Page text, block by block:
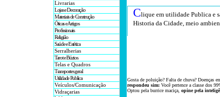
Livrarias
Lojas e Decoração
Materiais de Construção
Óticas e Artigos
Profissionais
Religião
Saúde e Estética
Serralherias
Tarot e Búzios
Telas e Quadros
Transportes geral
Utilidade Publica
Veículos/Comunicação
Vidraçarias
Clique em utilidade Publica e
Historia da Cidade, meio
Gosta de poluição? Falta de chuva? Doenças
respondeu sim: Você pertence a classe dos
Optou pela burrice maciça, opine pela